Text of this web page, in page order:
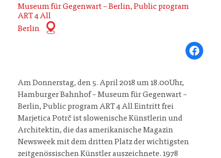
Museum für Gegenwart – Berlin, Public program
ART 4 All
Berlin
Share on
Am Donnerstag, den 5. April 2018 um 18.00Uhr,
Hamburger Bahnhof – Museum für Gegenwart –
Berlin, Public program ART 4 All Eintritt frei
Marjetica Potrč ist slowenische Künstlerin und
Architektin, die das amerikanische Magazin
Newsweek mit dem dritten Platz der wichtigsten
zeitgenössischen Künstler auszeichnete. 1978